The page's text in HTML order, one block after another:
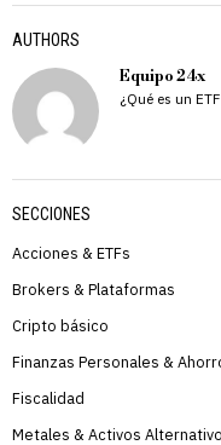
AUTHORS
Equipo 24x
¿Qué es un
SECCIONES
Acciones & ETFs
Brokers & Plataformas
Cripto básico
Finanzas Personales &
Fiscalidad
Metales & Activos